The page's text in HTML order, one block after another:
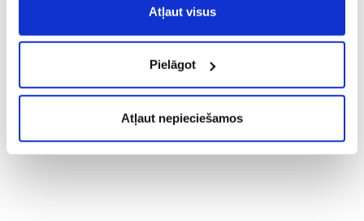
Atļaut visus
Pielāgot
Atļaut nepieciešamos